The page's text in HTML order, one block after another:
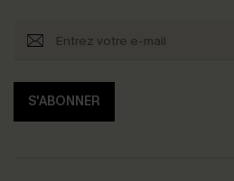
S'ABONNER